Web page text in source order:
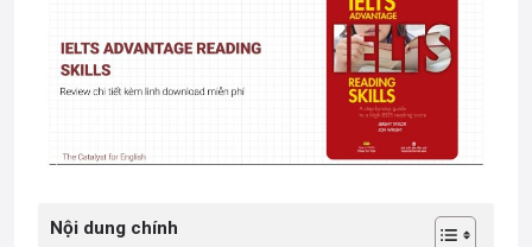
Nội dung chính